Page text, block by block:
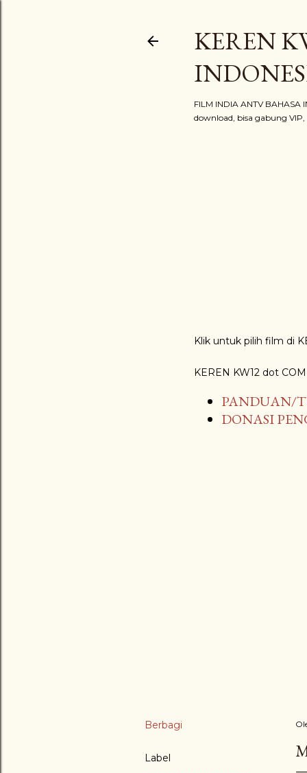
KEREN
FILM INDIA ANTV
download, bisa gabung VIP,
Klik untuk pilih film di
KEREN KW12 dot COM
PANDUAN/
DONASI
Berbagi
Label